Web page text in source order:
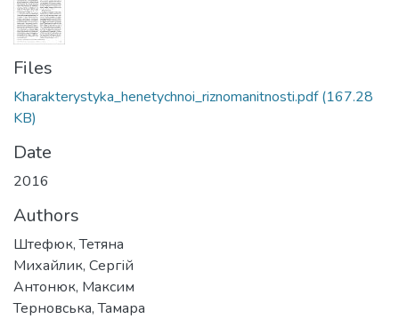
Files
Kharakterystyka_henetychnoi_riznomanitnosti.pdf(167.28
KB)
Date
2016
Authors
Штефюк, Тетяна
Михайлик, Сергій
Антонюк, Максим
Терновська, Тамара